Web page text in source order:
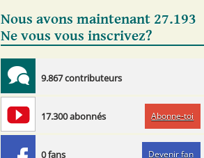
Nous avons maintenant 27.193
Ne vous vous inscrivez?
9.867 contributeurs
17.300 abonnés Abonne-toi
0 fans Devenir fan